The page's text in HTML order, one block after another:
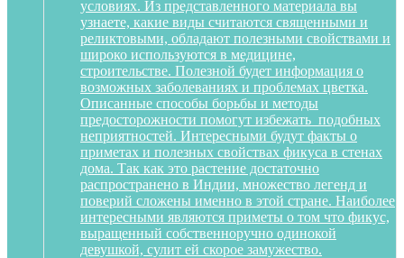
условиях. Из представленного материала вы
узнаете, какие виды считаются священными и
реликтовыми, обладают полезными свойствами и
широко используются в медицине,
строительстве. Полезной будет информация о
возможных заболеваниях и проблемах цветка.
Описанные способы борьбы и методы
предосторожности помогут избежать подобных
неприятностей. Интересными будут факты о
приметах и полезных свойствах фикуса в стенах
дома. Так как это растение достаточно
распространено в Индии, множество легенд и
поверий сложены именно в этой стране. Наиболее
интересными являются приметы о том что фикус,
выращенный собственноручно одинокой
девушкой, сулит ей скорое замужество.